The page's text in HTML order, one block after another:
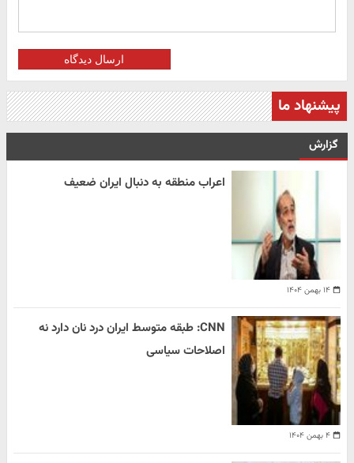
ارسال دیدگاه
پیشنهاد ما
گزارش
۱۴ بهمن ۱۴۰۴
اعراب منطقه به دنبال ایران ضعیف
۴ بهمن ۱۴۰۴
CNN: طبقه متوسط ایران درد نان دارد نه
اصلاحات سیاسی